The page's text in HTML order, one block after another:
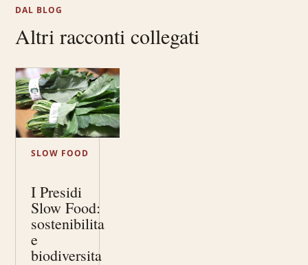
DAL BLOG
Altri racconti collegati
SLOW FOOD
I Presidi
Slow Food:
sostenibilita
e
biodiversita